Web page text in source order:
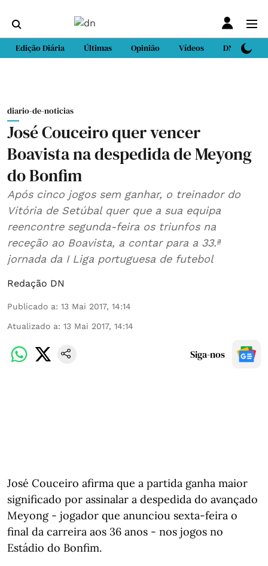
Edição Diária Últimas Opinião Vídeos DN Sport
diario-de-noticias
José Couceiro quer vencer
Boavista na despedida de Meyong
do Bonfim
Após cinco jogos sem ganhar, o treinador do
Vitória de Setúbal quer que a sua equipa
reencontre segunda-feira os triunfos na
receção ao Boavista, a contar para a 33.ª
jornada da I Liga portuguesa de futebol
Redação DN
Publicado a: 13 Mai 2017, 14:14
Atualizado a: 13 Mai 2017, 14:14
Siga-nos
José Couceiro afirma que a partida ganha maior
significado por assinalar a despedida do avançado
Meyong - jogador que anunciou sexta-feira o
final da carreira aos 36 anos - nos jogos no
Estádio do Bonfim.